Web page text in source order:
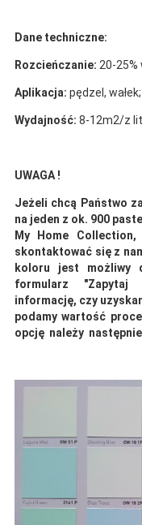
Dane techniczne:
Rozcieńczanie: 20-25%
Aplikacja: pędzel, wałek;
Wydajność: 8-12m2/z
UWAGA !
Jeżeli chcą Państwo
na jeden z ok. 900
My Home
skontaktować się z
koloru jest możliwy
formularz
informację, czy
podamy wartość
opcję należy